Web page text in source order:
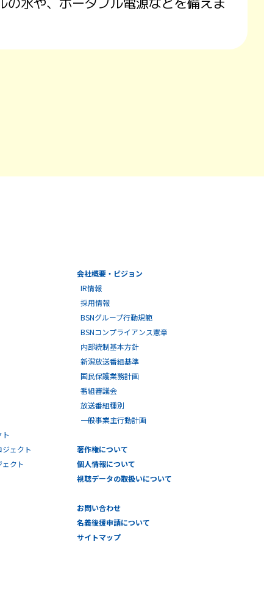
ェクト
クト
会社概要・ビジョン
IR情報
採用情報
BSNグループ行動規範
BSNコンプライアンス憲章
内部統制基本方針
新潟放送番組基準
国民保護業務計画
番組審議会
放送番組種別
一般事業主行動計画
著作権について
個人情報について
視聴データの取扱いについて
お問い合わせ
名義後援申請について
サイトマップ